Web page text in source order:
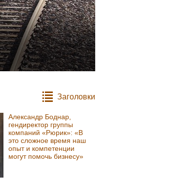
Заголовки
Александр Боднар,
гендиректор группы
компаний «Рюрик»: «В
это сложное время наш
опыт и компетенции
могут помочь бизнесу»